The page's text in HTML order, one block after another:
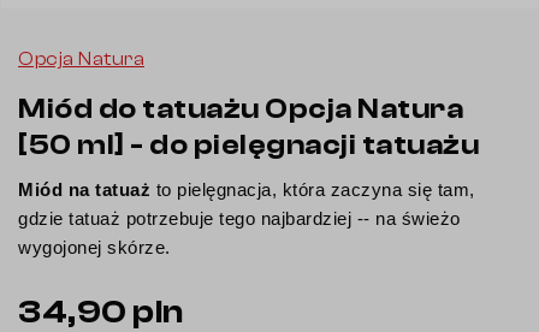
Opcja Natura
Miód do tatuażu Opcja Natura
[50 ml] - do pielęgnacji tatuażu
Miód na tatuaż to pielęgnacja, która zaczyna się tam,
gdzie tatuaż potrzebuje tego najbardziej -- na świeżo
wygojonej skórze.
34,90 pln